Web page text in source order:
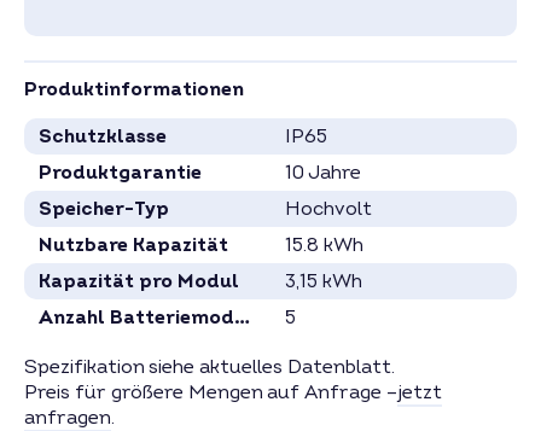
Produktinformationen
Schutzklasse
IP65
Produktgarantie
10 Jahre
Speicher-Typ
Hochvolt
Nutzbare Kapazität
15.8 kWh
Kapazität pro Modul
3,15 kWh
Anzahl Batteriemodule
5
Spezifikation siehe aktuelles Datenblatt.
Preis für größere Mengen auf Anfrage –jetzt
anfragen.